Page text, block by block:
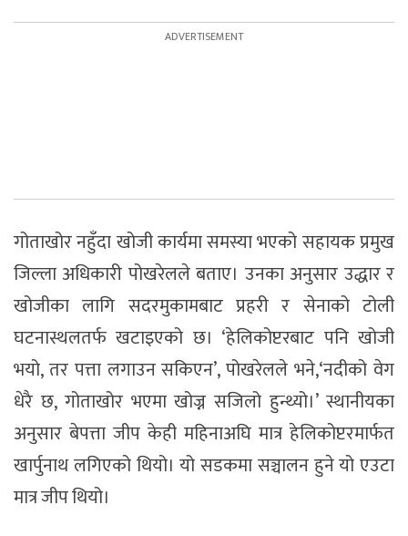
गोताखोर नहुँदा खोजी कार्यमा समस्या भएको सहायक प्रमुख
जिल्ला अधिकारी पोखरेलले बताए। उनका अनुसार उद्धार र
खोजीका लागि सदरमुकामबाट प्रहरी र सेनाको टोली
घटनास्थलतर्फ खटाइएको छ। ‘हेलिकोप्टरबाट पनि खोजी
भयो, तर पत्ता लगाउन सकिएन’, पोखरेलले भने,‘नदीको वेग
धेरै छ, गोताखोर भएमा खोज्न सजिलो हुन्थ्यो।’ स्थानीयका
अनुसार बेपत्ता जीप केही महिनाअघि मात्र हेलिकोप्टरमार्फत
खार्पुनाथ लगिएको थियो। यो सडकमा सञ्चालन हुने यो एउटा
मात्र जीप थियो।